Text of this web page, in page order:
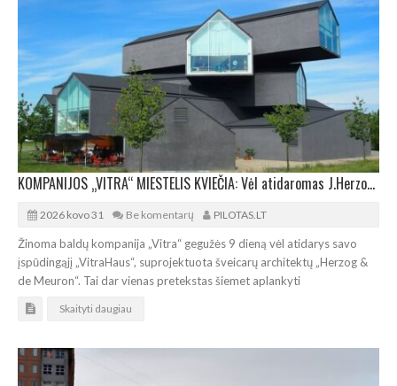
KOMPANIJOS „VITRA“ MIESTELIS KVIEČIA: Vėl atidaromas J.Herzogo ir P. de Meurono „VitraHaus“
2026 kovo 31 Be komentarų PILOTAS.LT
Žinoma baldų kompanija „Vitra“ gegužės 9 dieną vėl atidarys savo
įspūdingąjį „VitraHaus“, suprojektuota šveicarų architektų „Herzog &
de Meuron“. Tai dar vienas pretekstas šiemet aplankyti
Skaityti daugiau